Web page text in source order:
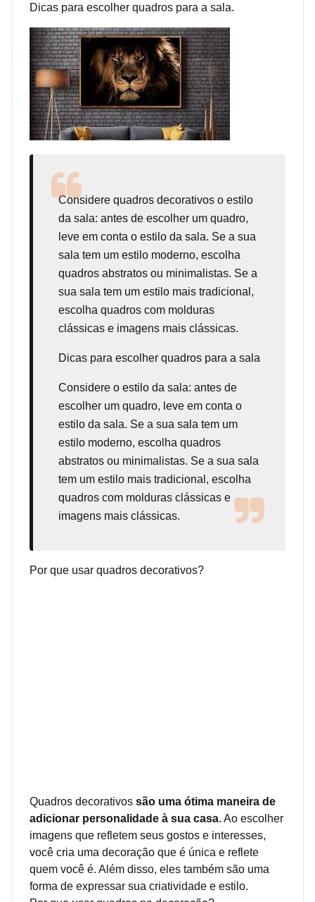
Dicas para escolher quadros para a sala.
Considere quadros decorativos o estilo
da sala: antes de escolher um quadro,
leve em conta o estilo da sala. Se a sua
sala tem um estilo moderno, escolha
quadros abstratos ou minimalistas. Se a
sua sala tem um estilo mais tradicional,
escolha quadros com molduras
clássicas e imagens mais clássicas.
Dicas para escolher quadros para a sala
Considere o estilo da sala: antes de
escolher um quadro, leve em conta o
estilo da sala. Se a sua sala tem um
estilo moderno, escolha quadros
abstratos ou minimalistas. Se a sua sala
tem um estilo mais tradicional, escolha
quadros com molduras clássicas e
imagens mais clássicas.
Por que usar quadros decorativos?
Quadros decorativos são uma ótima maneira de
adicionar personalidade à sua casa. Ao escolher
imagens que refletem seus gostos e interesses,
você cria uma decoração que é única e reflete
quem você é. Além disso, eles também são uma
forma de expressar sua criatividade e estilo.